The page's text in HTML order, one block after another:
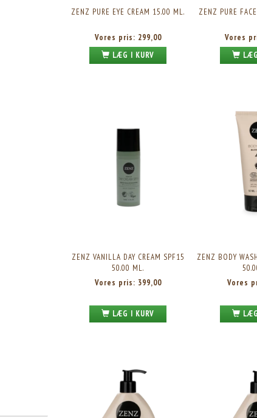
ZENZ PURE EYE CREAM 15.00 ML.
Vores pris: 299,00
LÆG I KURV
ZENZ PURE
Vores
ZENZ VANILLA DAY CREAM SPF15
50.00 ML.
Vores pris: 399,00
LÆG I KURV
ZENZ BODY
Vores